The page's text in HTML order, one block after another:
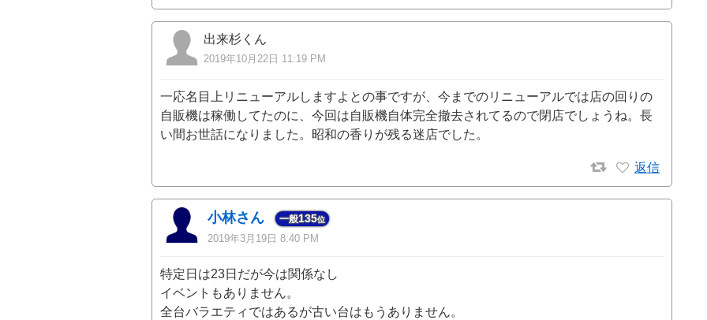
出来杉くん
2019年10月22日 11:19 PM
一応名目上リニューアルしますよとの事ですが、今までのリニューアルでは店の回りの
自販機は稼働してたのに、今回は自販機自体完全撤去されてるので閉店でしょうね。長
い間お世話になりました。昭和の香りが残る迷店でした。
返信
小林さん 一般135位
2019年3月19日 8:40 PM
特定日は23日だが今は関係なし
イベントもありません。
全台バラエティではあるが古い台はもうありません。